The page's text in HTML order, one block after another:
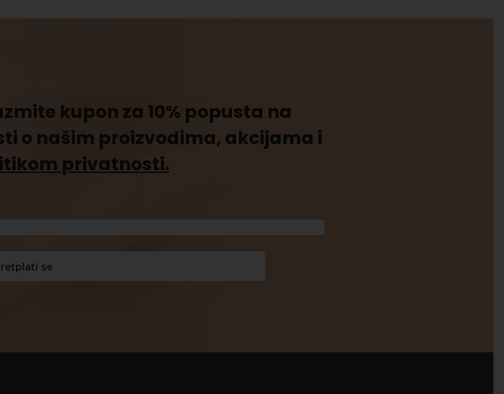
kupon za 10% popusta na
o našim proizvodima, akcijama i
privatnosti.